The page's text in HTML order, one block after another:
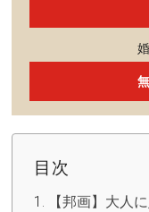
目次
【邦画】大人